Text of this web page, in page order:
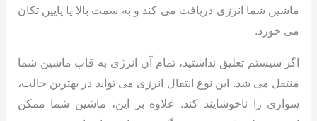
ماشین شما انرژی دریافت می کند و به سمت بالا یا پایین تکان
می خورد.
اگر سیستم تعلیق نداشتید، تمام آن انرژی به قاب ماشین شما
منتقل می شد. این نوع انتقال انرژی می تواند در بهترین حالت،
سواری را ناخوشایند کند. علاوه بر این، ماشین شما ممکن